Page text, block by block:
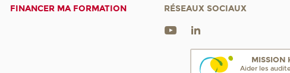
FINANCER MA FORMATION RÉSEAUX SOCIAUX
MISSION
Aider les